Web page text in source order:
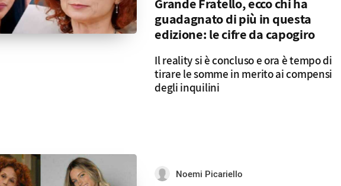
guadagnato di più in questa
edizione: le cifre da capogiro
Il reality si è concluso e ora è tempo di
tirare le somme in merito ai compensi
degli inquilini
Noemi Picariello